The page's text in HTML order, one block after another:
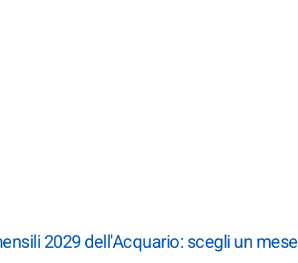
2029 dell'Acquario: scegli un mese